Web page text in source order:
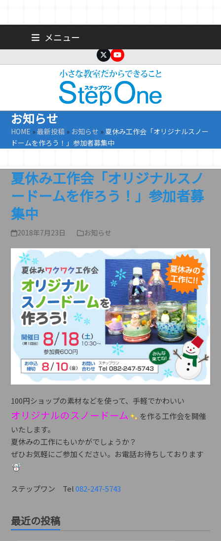
メニュー
TwitterYouTube
お知らせ
HOME »最新投稿 » お知らせ » 夏休み工作会「オリジナルスノー
ドームを作ろう！」参加者募集中
夏休み工作会「オリジナルスノ
ードームを作ろう！」参加者募
集中
2018年7月23日 お知らせ
100円ショップの素材などを使って、手軽でかわいい
オリジナルのスノードーム
を作る工作会を開催
いたします。
夏休みの工作にもいかがでしょうか？
ぜひお気軽にご参加ください。お電話お待ちしております
ステップワン Tel082-247-5743
最近の投稿